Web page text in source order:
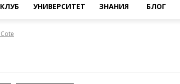
УНИВЕРСИТЕТ ЗНАНИЯ БЛОГ